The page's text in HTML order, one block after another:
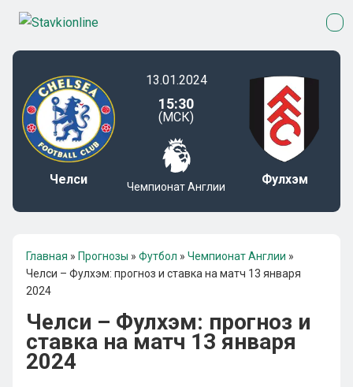
Челси
13.01.2024
15:30
(МСК)
Чемпионат Англии Фулхэм
Главная » Прогнозы » Футбол » Чемпионат Англии »
Челси – Фулхэм: прогноз и ставка на матч 13 января
2024
Челси – Фулхэм: прогноз и
ставка на матч 13 января
2024